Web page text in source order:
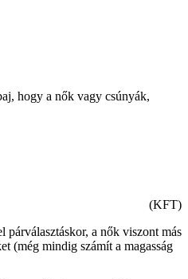
hogy a nők vagy csúnyák,
(KFT)
a nők viszont más
(még mindig számít a magasság